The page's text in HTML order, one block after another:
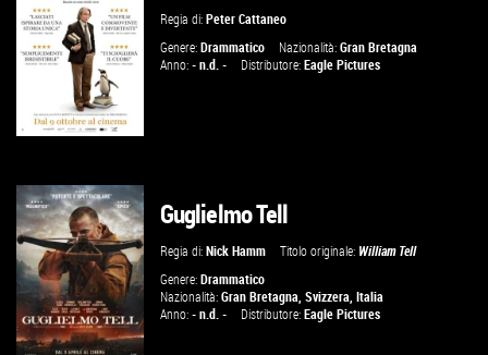
GUARDA IL TRAILER
VAI ALLA SCHEDA
Regia di:Peter Cattaneo
Genere:Drammatico Nazionalità:Gran Bretagna
Anno:- n.d. - Distributore:Eagle Pictures
Guglielmo Tell
Regia di:Nick Hamm Titolo originale: William Tell
Genere:Drammatico
Nazionalità:Gran Bretagna ,Svizzera ,Italia
Anno:- n.d. - Distributore:Eagle Pictures